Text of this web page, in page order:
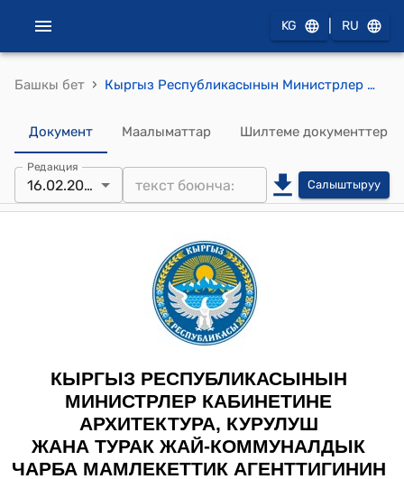
KG RU
Башкы бет › Кыргыз Республикасынын Министрлер Кабинетине Архитектура, курулуш жана турак жай-коммуналдык чарба мамлекеттик агенттигинин 2024-жылдын 16-февралындагы № 67-чуа "Кыргыз Республикасынын Өкмөтүнө караштуу Архитектура, курулуш жана турак жай-коммуналдык чарба мамлекеттик агенттигинин 2021-жылдын 25-январындагы №41-нпа “Кыргыз Республикасынын шаар куруу документтеринин курамы, иштеп чыгуу, макулдашуу жана бекитүү тартиби жөнүндө” Кыргыз Республикасынын Курулуш ченемдерин бекитүү тууралуу” буйругуна (Мамкурулуштун 2021-жылдын 19-августундагы №45-нпа, 2023-жылдын 16-январындагы №61-нпа буйруктарынын редакциясында) өзгөртүү киргизүү жөнүндө" буйругу
Документ Маалыматтар Шилтеме документтер
Редакция
16.02.2024 Салыштыруу